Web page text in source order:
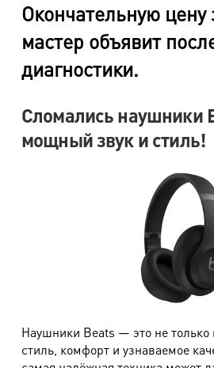
Окончательную цену
мастер объявит
диагностики.
Сломались наушники
мощный звук и стиль!
Наушники Beats — это не только
стиль, комфорт и узнаваемое